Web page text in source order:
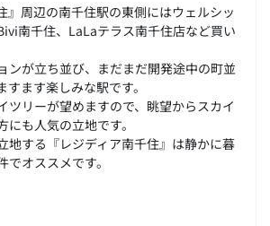
』周辺の南千住駅の東側にはウェルシッ
南千住、LaLaテラス南千住店など買い
ンが立ち並び、まだまだ開発途中の町並
ます楽しみな駅です。
ツリーが望めますので、眺望からスカイ
も人気の立地です。
地する『レジディア南千住』は静かに暮
オススメです。